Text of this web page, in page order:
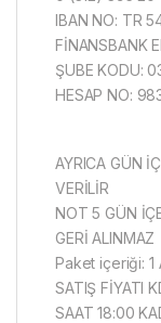
IBAN NO: TR
FİNANSBANK
ŞUBE KODU:
HESAP NO:
AYRICA GÜN
VERİLİR
NOT 5 GÜN
GERİ ALINMAZ
Paket içeriği: 1
SATIŞ FİYATI
SAAT 18:00